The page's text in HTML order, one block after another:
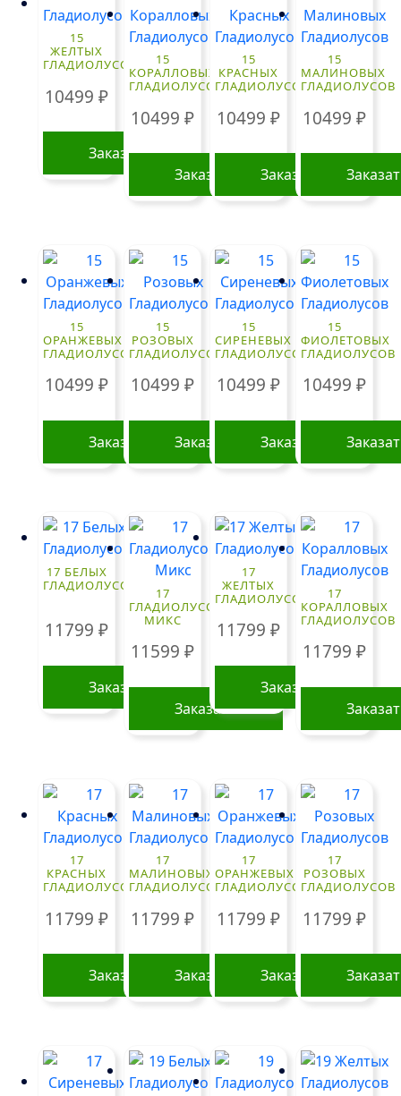
15
ЖЕЛТЫХ
ГЛАДИОЛУСОВ
10499₽
Заказать
15
КОРАЛЛОВЫХ
ГЛАДИОЛУСОВ
10499₽
Заказать
15
КРАСНЫХ
ГЛАДИОЛУСОВ
10499₽
Заказать
15
МАЛИНОВЫХ
ГЛАДИОЛУСОВ
10499₽
15
ОРАНЖЕВЫХ
ГЛАДИОЛУСОВ
10499₽
Заказать
15
РОЗОВЫХ
ГЛАДИОЛУСОВ
10499₽
Заказать
15
СИРЕНЕВЫХ
ГЛАДИОЛУСОВ
10499₽
Заказать
15
ФИОЛЕТОВЫХ
ГЛАДИОЛУСОВ
10499₽
17 БЕЛЫХ
ГЛАДИОЛУСОВ
11799₽
Заказать
17
ГЛАДИОЛУСОВ
МИКС
11599₽
Заказать
17
ЖЕЛТЫХ
ГЛАДИОЛУСОВ
11799₽
Заказать
17
КОРАЛЛОВЫХ
ГЛАДИОЛУСОВ
11799₽
17
КРАСНЫХ
ГЛАДИОЛУСОВ
11799₽
Заказать
17
МАЛИНОВЫХ
ГЛАДИОЛУСОВ
11799₽
Заказать
17
ОРАНЖЕВЫХ
ГЛАДИОЛУСОВ
11799₽
Заказать
17
РОЗОВЫХ
ГЛАДИОЛУСОВ
11799₽